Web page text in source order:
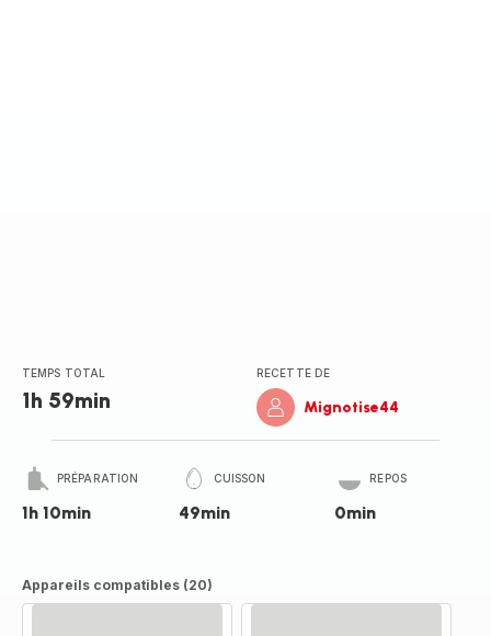
TEMPS TOTAL
1h 59min
RECETTE DE
Mignotise44
PRÉPARATION
1h 10min
CUISSON
49min
REPOS
0min
Appareils compatibles (20)